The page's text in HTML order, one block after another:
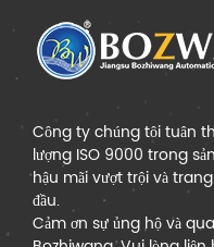
Công ty chúng tôi tuân
lượng ISO 9000 trong
hậu mãi vượt trội và
đầu.
Cảm ơn sự ủng hộ và